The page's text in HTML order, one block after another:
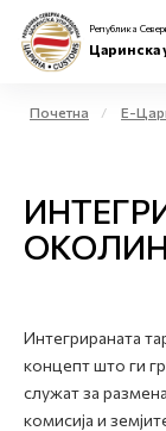
Физички лица
Е-Царина
Медиа центар
Република
Царинска
Почетна Е-
Интегрираната
концепт што ги
служат за
комисија и